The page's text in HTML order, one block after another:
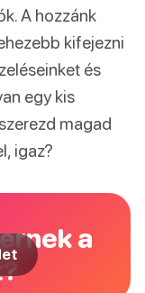
A hozzánk
kifejezni
és
egy kis
magad
igaz?
a